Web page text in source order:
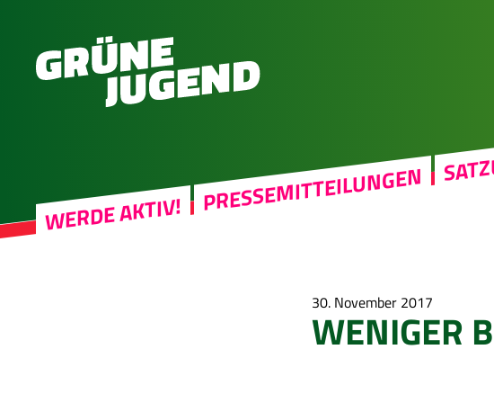
WERDE AKTIV! PRESSEMITTEILUNGEN
30. November 2017
WENIGER